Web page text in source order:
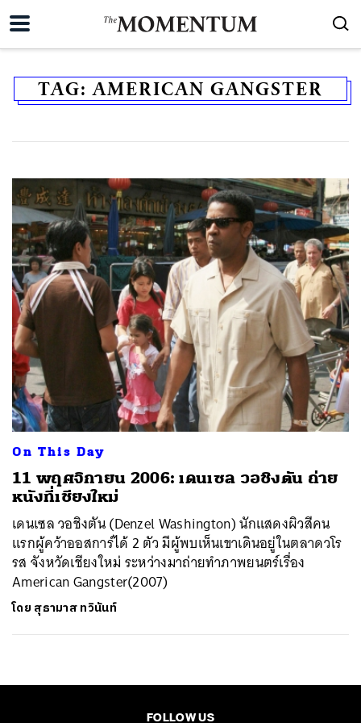
TAG:AMERICAN GANGSTER
On This Day
11 พฤศจิกายน 2006: เดนเซล วอชิงตัน ถ่าย
หนังที่เชียงใหม่
เดนเซล วอชิงตัน (Denzel Washington) นักแสดงผิวสีคน
แรกผู้คว้าออสการ์ได้ 2 ตัว มีผู้พบเห็นเขาเดินอยู่ในตลาดวโร
รส จังหวัดเชียงใหม่ ระหว่างมาถ่ายทำภาพยนตร์เรื่อง
American Gangster(2007)
โดย สุธามาส ทวินันท์
FOLLOW US
ค้นหา
SHARE TWEET LINE EMAIL